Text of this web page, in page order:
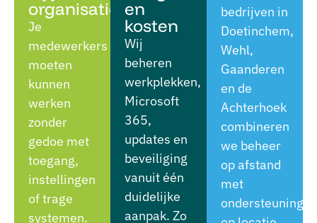
organisatie
Je
medewerkers
moeten
kunnen
werken
zonder
gedoe met
toegang,
instellingen
of trage
systemen.
en
kosten
Wij
beheren
werkplekken,
Microsoft
365,
updates en
beveiliging
vanuit één
duidelijke
aanpak. Zo
bedrijven in
Doetinchem,
Wehl,
Gaanderen
en de
Achterhoek
combineren
we beheer
op afstand
met
ondersteuning